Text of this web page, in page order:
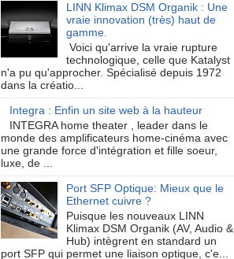
LINN Klimax DSM Organik : Une
vraie innovation (très) haut de
gamme.
Voici qu'arrive la vraie rupture
technologique, celle que Katalyst
n'a pu qu'approcher. Spécialisé depuis 1972
dans la créatio...
Integra : Enfin un site web à la hauteur
INTEGRA home theater , leader dans le
monde des amplificateurs home-cinéma avec
une grande force d'intégration et fille soeur,
luxe, de ...
Port SFP Optique: Mieux que le
Ethernet cuivre ?
Puisque les nouveaux LINN
Klimax DSM Organik (AV, Audio &
Hub) intègrent en standard un
port SFP qui permet une liaison optique, c'e...